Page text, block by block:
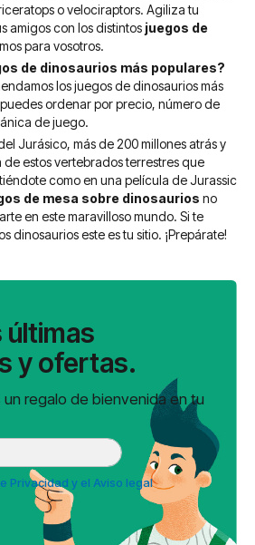
o velociraptors. Agiliza tu
amigos con los distintos juegos de
para vosotros.
de dinosaurios más populares?
los juegos de dinosaurios más
ordenar por precio, número de
de juego.
Jurásico, más de 200 millones atrás y
de estos vertebrados terrestres que
como en una película de Jurassic
de mesa sobre dinosaurios no
en este maravilloso mundo. Si te
dinosaurios este es tu sitio. ¡Prepárate!
últimas
y ofertas.
regalo de bienvenida en tu
Privacidad y el Aviso legal